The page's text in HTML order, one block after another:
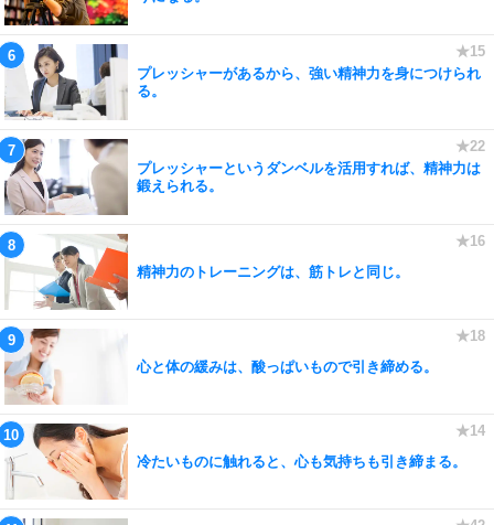
プレッシャーがあるから、強い精神力を身につけられ
る。
プレッシャーというダンベルを活用すれば、精神力は
鍛えられる。
精神力のトレーニングは、筋トレと同じ。
心と体の緩みは、酸っぱいもので引き締める。
冷たいものに触れると、心も気持ちも引き締まる。